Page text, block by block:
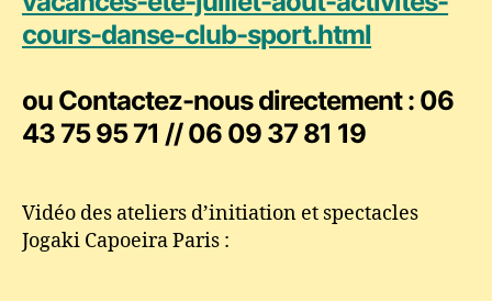
cours-danse-club-sport.html
ou Contactez-nous directement : 06
43 75 95 71 // 06 09 37 81 19
Vidéo des ateliers d’initiation et spectacles
Jogaki Capoeira Paris :